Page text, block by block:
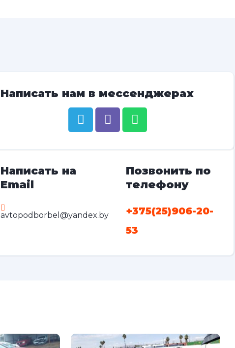
Написать нам в мессенджерах
Написать на
Email
avtopodborbel@yandex.by
Позвонить по
телефону
+375(25)906-20-
53